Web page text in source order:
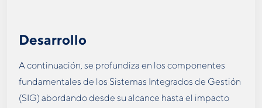
Desarrollo
A continuación, se profundiza en los componentes
fundamentales de los Sistemas Integrados de Gestión
(SIG) abordando desde su alcance hasta el impacto